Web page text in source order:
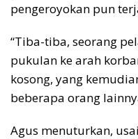
pengeroyokan pun
“Tiba-tiba, seorang
pukulan ke arah
kosong, yang
beberapa orang
Agus menuturkan,